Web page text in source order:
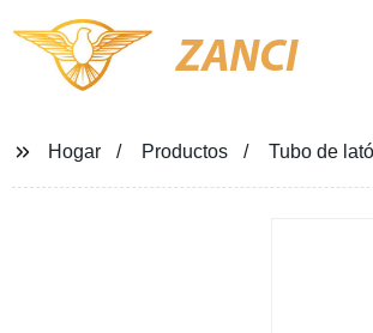
ZANCI
Hogar Productos Tubo de